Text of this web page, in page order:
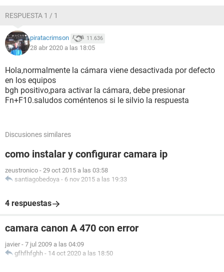
RESPUESTA 1 / 1
piratacrimson 11.636
28 abr 2020 a las 18:05
Hola,normalmente la cámara viene desactivada por defecto
en los equipos
bgh positivo,para activar la cámara, debe presionar
Fn+F10.saludos coméntenos si le silvio la respuesta
Discusiones similares
como instalar y configurar camara ip
zeustronico - 29 oct 2015 a las 03:58
santiagobedoya - 6 nov 2015 a las 19:33
4 respuestas
camara canon A 470 con error
javier - 7 jul 2009 a las 04:09
gfhfhfghh - 14 oct 2020 a las 18:50